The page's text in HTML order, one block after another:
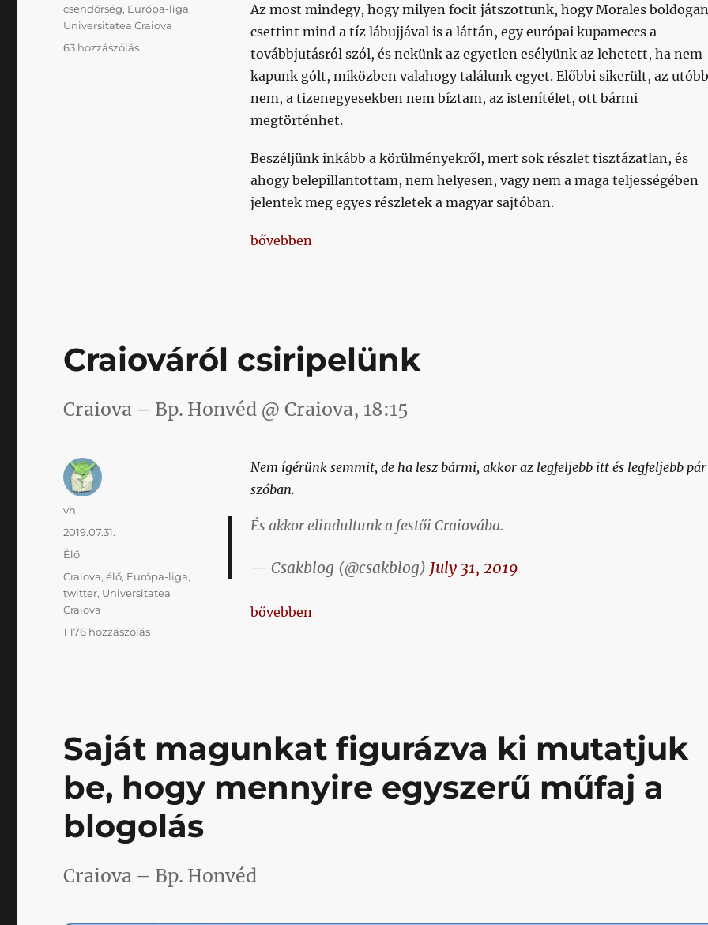
Az most mindegy, hogy milyen focit játszottunk, hogy Morales boldogan
csettint mind a tíz lábujjával is a láttán, egy európai kupameccs a
továbbjutásról szól, és nekünk az egyetlen esélyünk az lehetett, ha nem
kapunk gólt, miközben valahogy találunk egyet. Előbbi sikerült, az
nem, a tizenegyesekben nem bíztam, az istenítélet, ott bármi
megtörténhet.
Beszéljünk inkább a körülményekről, mert sok részlet tisztázatlan, és
ahogy belepillantottam, nem helyesen, vagy nem a maga teljességében
jelentek meg egyes részletek a magyar sajtóban.
„Ha az alkalmatlanság egy számegyenes, akkor a Craiova rajta a végtelen
bővebben
csendőrség, Európa-liga,
Universitatea Craiova
63 hozzászólásHa
Craiováról csiripelünk
Craiova – Bp. Honvéd @ Craiova, 18:15
Nem ígérünk semmit, de ha lesz bármi, akkor az legfeljebb itt és legfeljebb pár
szóban.
És akkor elindultunk a festői Craiovába.
— Csakblog (@csakblog) July 31, 2019
„Craiováról csiripelünk”
bővebben
Szerző
vh
Közzétéve
2019.07.31.
Kategória
Élő
Címke
Craiova,élő, Európa-liga,
twitter, Universitatea
Craiova
1 176 hozzászólásCraiováról
Saját magunkat figurázva ki mutatjuk
be, hogy mennyire egyszerű műfaj a
blogolás
Craiova – Bp. Honvéd